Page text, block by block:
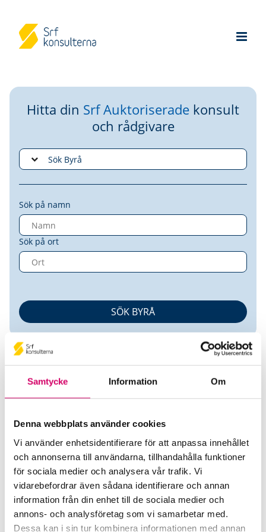
Samtycke Information Om
Denna webbplats använder cookies
Vi använder enhetsidentifierare för att anpassa innehållet
och annonserna till användarna, tillhandahålla funktioner
för sociala medier och analysera vår trafik. Vi
vidarebefordrar även sådana identifierare och annan
information från din enhet till de sociala medier och
annons- och analysföretag som vi samarbetar med.
Dessa kan i sin tur kombinera informationen med annan
Hitta din Srf Auktoriserade konsult
och rådgivare
Sök på namn
Sök på ort
Marita Nordström AB
Srf Auktoriserade konsulter
Marita Nordström
Skicka e-post